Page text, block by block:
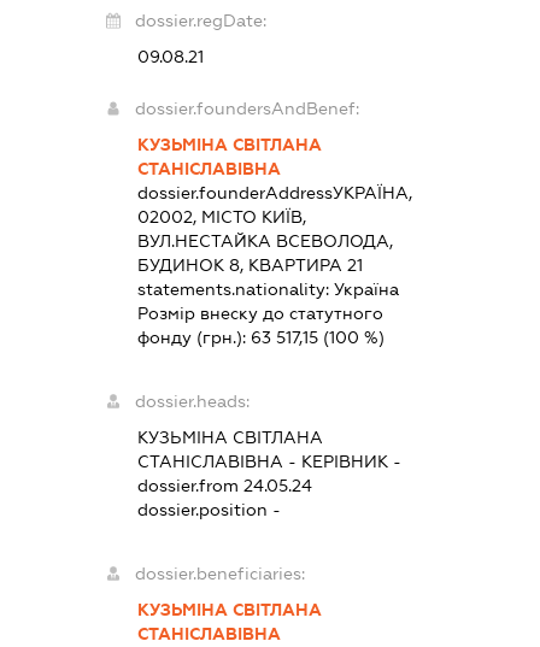
dossier.regDate:
09.08.21
dossier.foundersAndBenef:
КУЗЬМІНА СВІТЛАНА
СТАНІСЛАВІВНА
dossier.founderAddressУКРАЇНА,
02002, МІСТО КИЇВ,
ВУЛ.НЕСТАЙКА ВСЕВОЛОДА,
БУДИНОК 8, КВАРТИРА 21
statements.nationality:Україна
Розмір внеску до статутного
фонду (грн.): 63 517,15 (100 %)
dossier.heads:
КУЗЬМІНА СВІТЛАНА
СТАНІСЛАВІВНА - КЕРІВНИК -
dossier.from 24.05.24
dossier.position -
dossier.beneficiaries:
КУЗЬМІНА СВІТЛАНА
СТАНІСЛАВІВНА